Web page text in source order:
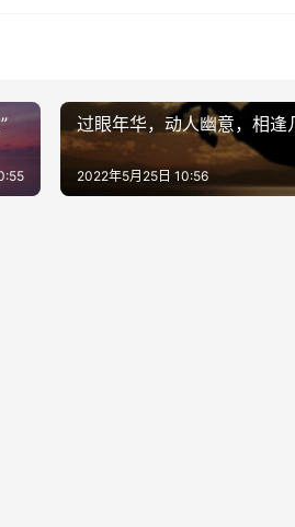
过眼年华，动人幽意，相逢
2022年5月25日 10:56